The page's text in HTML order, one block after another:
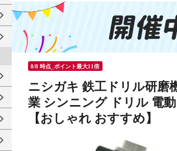
8/8 時点_ポイント最大11倍
ニシガキ 鉄工ドリル研磨
業 シンニング ドリル 電
【おしゃれ おすすめ】